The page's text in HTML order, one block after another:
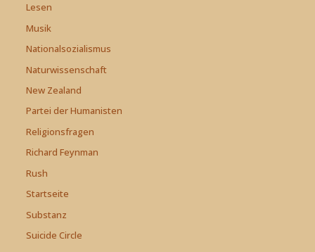
Lesen
Musik
Nationalsozialismus
Naturwissenschaft
New Zealand
Partei der Humanisten
Religionsfragen
Richard Feynman
Rush
Startseite
Substanz
Suicide Circle